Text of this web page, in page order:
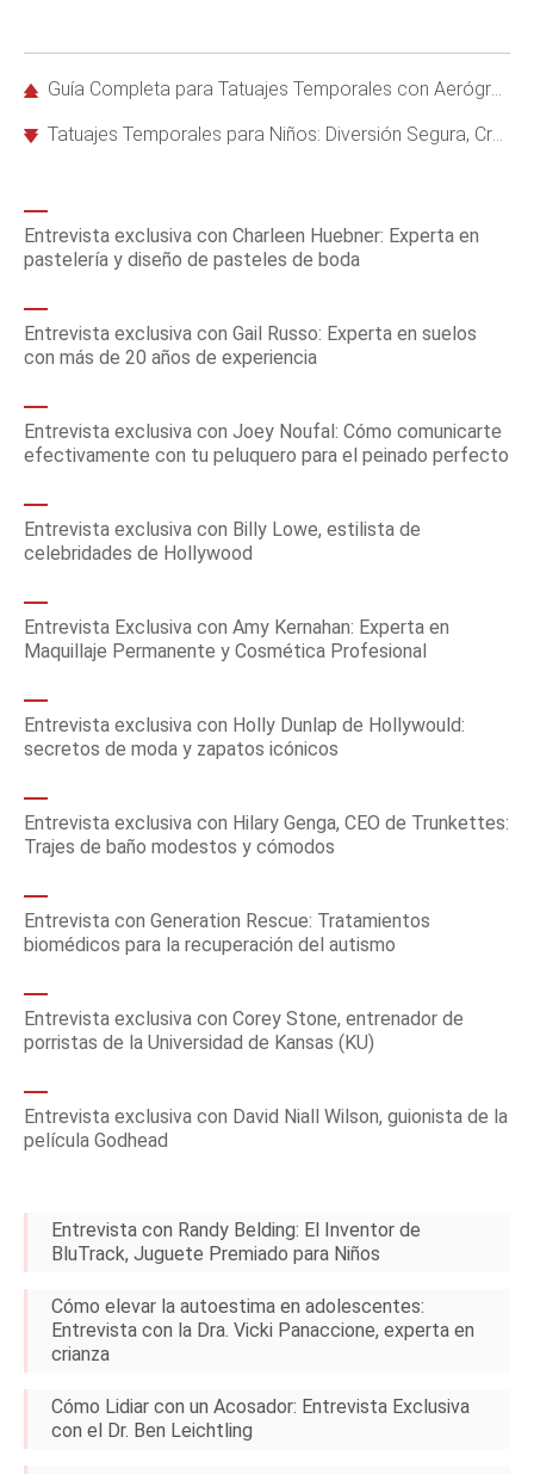
Guía Completa para Tatuajes Temporales con Aerógrafo: Cómo Convertirte en Artista Profesional
Tatuajes Temporales para Niños: Diversión Segura, Creativa y Práctica
Entrevista exclusiva con Charleen Huebner: Experta en
pastelería y diseño de pasteles de boda
Entrevista exclusiva con Gail Russo: Experta en suelos
con más de 20 años de experiencia
Entrevista exclusiva con Joey Noufal: Cómo comunicarte
efectivamente con tu peluquero para el peinado perfecto
Entrevista exclusiva con Billy Lowe, estilista de
celebridades de Hollywood
Entrevista Exclusiva con Amy Kernahan: Experta en
Maquillaje Permanente y Cosmética Profesional
Entrevista exclusiva con Holly Dunlap de Hollywould:
secretos de moda y zapatos icónicos
Entrevista exclusiva con Hilary Genga, CEO de Trunkettes:
Trajes de baño modestos y cómodos
Entrevista con Generation Rescue: Tratamientos
biomédicos para la recuperación del autismo
Entrevista exclusiva con Corey Stone, entrenador de
porristas de la Universidad de Kansas (KU)
Entrevista exclusiva con David Niall Wilson, guionista de la
película Godhead
Entrevista con Randy Belding: El Inventor de
BluTrack, Juguete Premiado para Niños
Cómo elevar la autoestima en adolescentes:
Entrevista con la Dra. Vicki Panaccione, experta en
crianza
Cómo Lidiar con un Acosador: Entrevista Exclusiva
con el Dr. Ben Leichtling